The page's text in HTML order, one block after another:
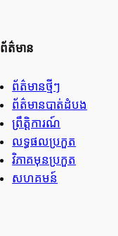
ព័ត៌មាន
ព័ត៌មានថ្មីៗ
ព័ត៌មានបាត់ដំបង
ព្រឹត្តិការណ៍
លទ្ធផលប្រកួត
វិភាគមុនប្រកួត
សហគមន៍